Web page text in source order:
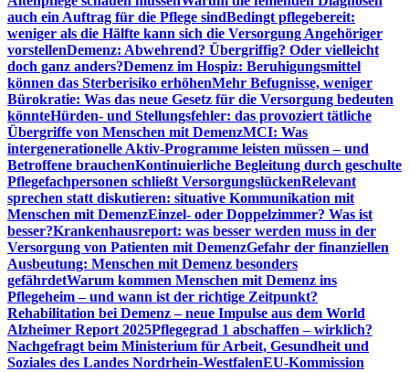
auch ein Auftrag für die Pflege sindBedingt pflegebereit:
weniger als die Hälfte kann sich die Versorgung Angehöriger
vorstellenDemenz: Abwehrend? Übergriffig? Oder vielleicht
doch ganz anders?Demenz im Hospiz: Beruhigungsmittel
können das Sterberisiko erhöhenMehr Befugnisse, weniger
Bürokratie: Was das neue Gesetz für die Versorgung bedeuten
könnteHürden- und Stellungsfehler: das provoziert tätliche
Übergriffe von Menschen mit DemenzMCI: Was
intergenerationelle Aktiv-Programme leisten müssen – und
Betroffene brauchenKontinuierliche Begleitung durch geschulte
Pflegefachpersonen schließt VersorgungslückenRelevant
sprechen statt diskutieren: situative Kommunikation mit
Menschen mit DemenzEinzel- oder Doppelzimmer? Was ist
besser?Krankenhausreport: was besser werden muss in der
Versorgung von Patienten mit DemenzGefahr der finanziellen
Ausbeutung: Menschen mit Demenz besonders
gefährdetWarum kommen Menschen mit Demenz ins
Pflegeheim – und wann ist der richtige Zeitpunkt?
Rehabilitation bei Demenz – neue Impulse aus dem World
Alzheimer Report 2025Pflegegrad 1 abschaffen – wirklich?
Nachgefragt beim Ministerium für Arbeit, Gesundheit und
Soziales des Landes Nordrhein-WestfalenEU-Kommission